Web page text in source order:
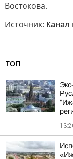
Востокова.
Источник:
ТОП